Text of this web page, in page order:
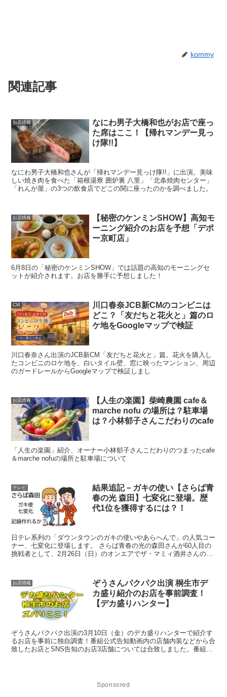
kommy
関連記事
お店情報
なにわ男子大橋和也がお店で座っ
た席はここ！【帰れマンデー見っ
け隊!!】
なにわ男子大橋和也さんが「帰れマンデー見っけ隊!!」に出演。美味
しい焼き肉を食べた「箱根湯寮 囲炉裏 八里」「北条焼肉センター」
「れんが屋」の3つの飲食店でどこの関に座ったのかを調べました。
お店情報
【秘密のケンミンSHOW】高知モ
ーニング紹介のお店を予想「デポ
ー京町店」
6月8日の「秘密のケンミンSHOW」では話題の高知のモーニングセ
ットが紹介されます。お店を勝手に予想しました！
CM
川口春奈JCB新CMのコンビニは
どこ？「友だちと花火と」篇のロ
ケ地をGoogleマップで検証
川口春奈さん出演のJCB新CM「友だちと花火と」篇。花火を購入し
たコンビニのロケ地を、白いタイル壁、窓に映ったマンション、周辺
のガードレールからGoogleマップで検証しまし
お店情報
【人生の楽園】柴崎農園 cafe＆
marche nofu の場所は？駐車場
は？小林郁子さんこだわりのcafe
「人生の楽園」紹介、オーナー小林郁子さんこだわりのつまったcafe
＆marche nofuの場所と駐車場について
テレビ
結果追記－ガキの使い【さらば青
春の光 森田】七変化に登場。歴
代1位を獲得するには？！
日テレ系列の「ダウンタウンのガキの使いやあらへんで」の人気コー
ナー、七変化に登場します。 さらば青春の光の森田さんが60人目の
挑戦者として、2月26日（日）のオンエアでザ・マミィ酒井さんの記
お店情報
ぞうさんパクパク出演 桐生市デ
カ盛り紹介のお店を事前調査！
【デカ盛りハンター】
ぞうさんパクパク出演の3月10日（金）のデカ盛りハンターで紹介す
るお店を事前に独自調査！番組公式告知動画内の店舗内装などから合
致したお店とSNS告知のお店3店舗については合致しました。番組公